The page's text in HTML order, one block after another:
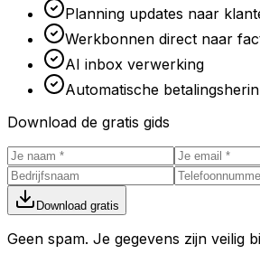
Planning updates naar
Werkbonnen direct naar
AI inbox verwerking
Automatische
Download de gratis gids
Download gratis
Geen spam. Je gegevens zijn veilig